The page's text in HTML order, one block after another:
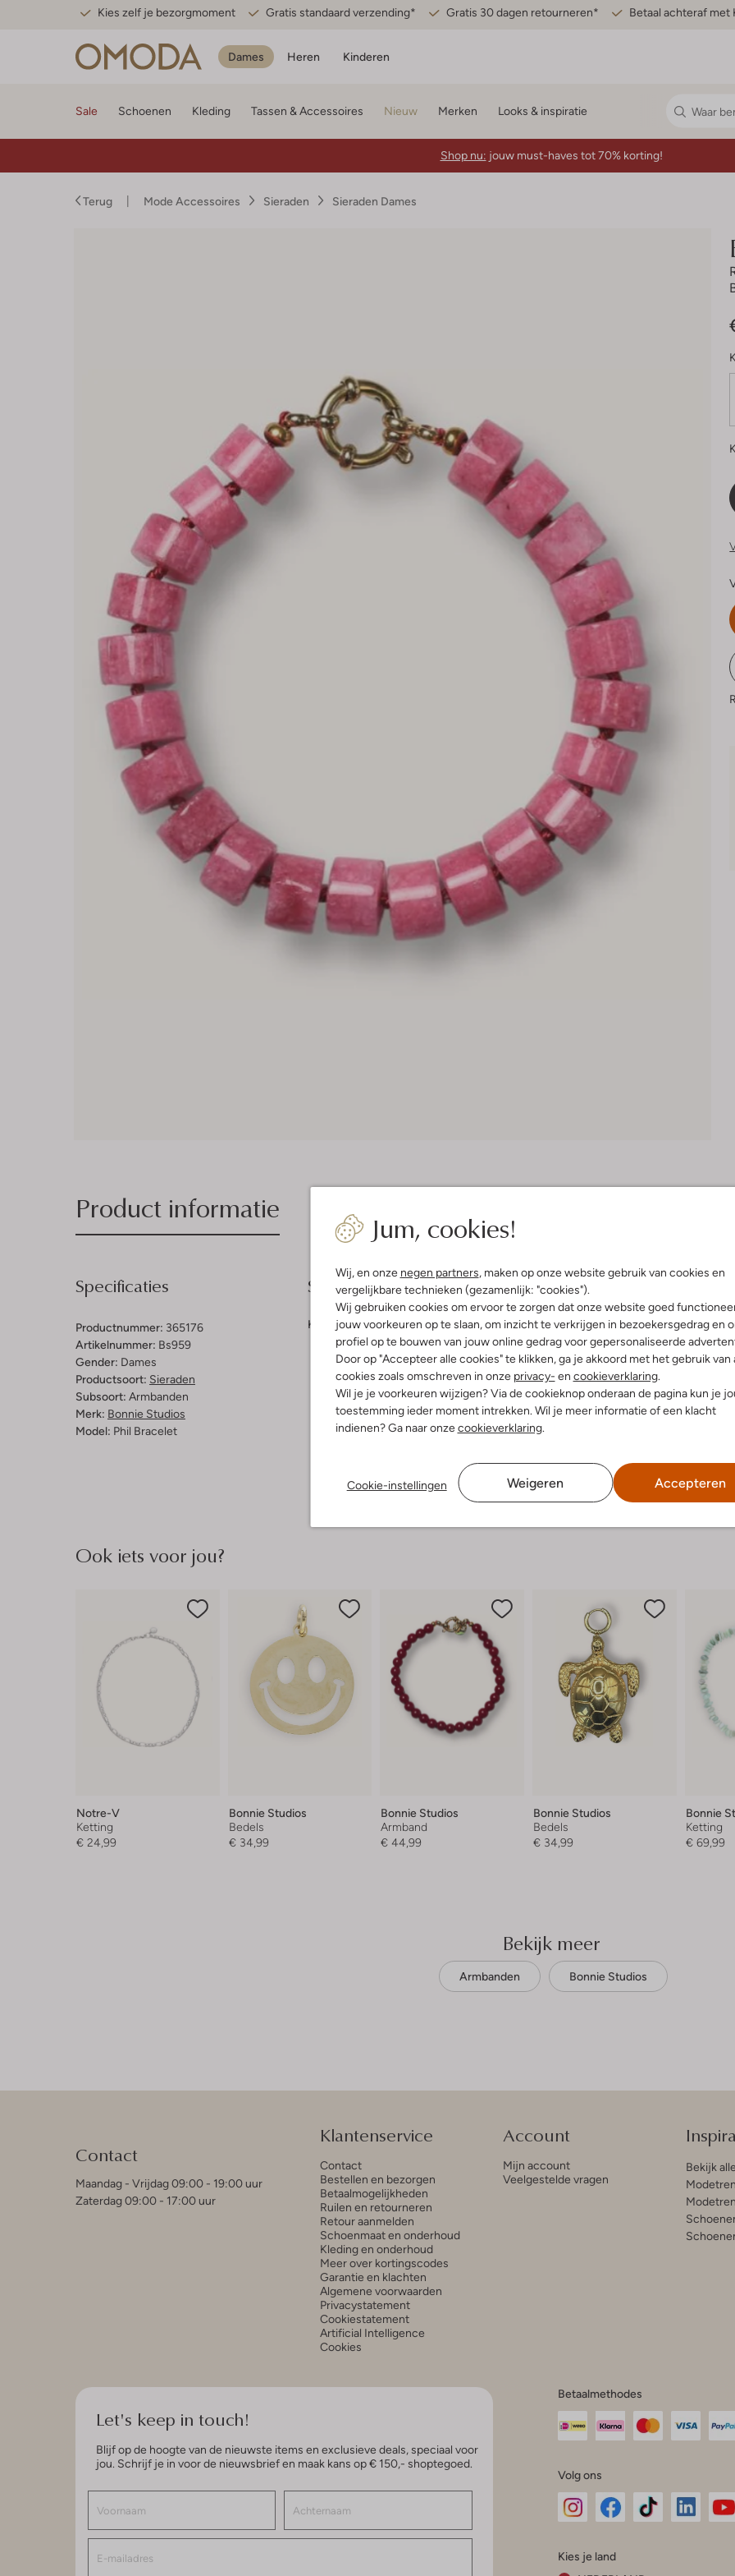
Kies zelf je bezorgmoment Gratis standaard verzending* Gratis 30 dagen retourneren* Betaal achteraf met
Dames Heren Kinderen
Jum, cookies!
Wij, en onze negen partners, maken op onze website gebruik van cookies en
vergelijkbare technieken (gezamenlijk: "cookies").
Wij gebruiken cookies om ervoor te zorgen dat onze website goed
jouw voorkeuren op te slaan, om inzicht te verkrijgen in bezoekersgedrag en
profiel op te bouwen van jouw online gedrag voor gepersonaliseerde
Door op "Accepteer alle cookies" te klikken, ga je akkoord met het gebruik van
cookies zoals omschreven in onze privacy- en cookieverklaring.
Wil je je voorkeuren wijzigen? Via de cookieknop onderaan de pagina kun je
toestemming ieder moment intrekken. Wil je meer informatie of een klacht
indienen? Ga naar onzecookieverklaring.
Cookie-instellingen Weigeren Accepteren
Sale Schoenen Kleding Tassen & Accessoires Nieuw Merken Looks & inspiratie
Shop nu: jouw must-haves tot 70% korting!
Terug Mode Accessoires Sieraden Sieraden Dames
Product informatie
Specificaties
Productnummer: 365176
Artikelnummer: Bs959
Gender: Dames
Productsoort: Sieraden
Subsoort: Armbanden
Merk: Bonnie Studios
Model: Phil Bracelet
Samenstelling & Pasvorm
Kleur:Roze
Ook iets voor jou?
Notre-V
Ketting
€ 24,99
Bonnie Studios
Bedels
€ 34,99
Bonnie Studios
Armband
€ 44,99
Bonnie Studios
Bedels
€ 34,99
Bonnie
Ketting
€ 69,99
Bekijk meer
Armbanden Bonnie Studios
Contact
Maandag - Vrijdag 09:00 - 19:00 uur
Zaterdag 09:00 - 17:00 uur
Klantenservice
Contact
Bestellen en bezorgen
Betaalmogelijkheden
Ruilen en retourneren
Retour aanmelden
Schoenmaat en onderhoud
Kleding en onderhoud
Meer over kortingscodes
Garantie en klachten
Algemene voorwaarden
Privacystatement
Cookiestatement
Artificial Intelligence
Cookies
Account
Mijn account
Veelgestelde vragen
Bekijk
Let's keep in touch!
Blijf op de hoogte van de nieuwste items en exclusieve deals, speciaal voor
jou. Schrijf je in voor de nieuwsbrief en maak kans op € 150,- shoptegoed.
Betaalmethodes
Volg ons
InstagramFacebook
Kies je land